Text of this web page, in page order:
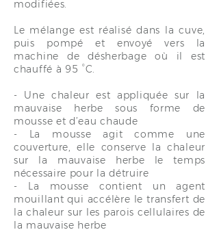
modifiées.
Le mélange est réalisé dans la cuve,
puis pompé et envoyé vers la
machine de désherbage où il est
chauffé à 95 °C.
- Une chaleur est appliquée sur la
mauvaise herbe sous forme de
mousse et d’eau chaude
- La mousse agit comme une
couverture, elle conserve la chaleur
sur la mauvaise herbe le temps
nécessaire pour la détruire
- La mousse contient un agent
mouillant qui accélère le transfert de
la chaleur sur les parois cellulaires de
la mauvaise herbe